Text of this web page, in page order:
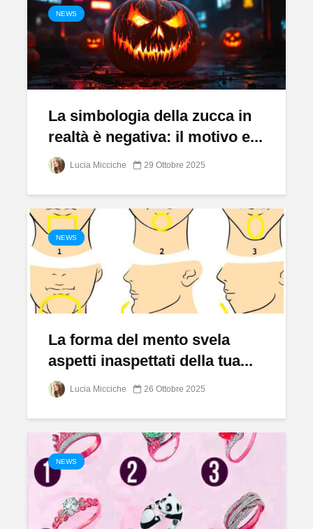
NEWS
La simbologia della zucca in
realtà è negativa: il motivo e...
Lucia Micciche 29 Ottobre 2025
NEWS
La forma del mento svela
aspetti inaspettati della tua...
Lucia Micciche 26 Ottobre 2025
NEWS